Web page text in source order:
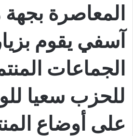
المعاصرة
آسفي يقوم
الجماعات
للحزب سعيا
على أوضاع